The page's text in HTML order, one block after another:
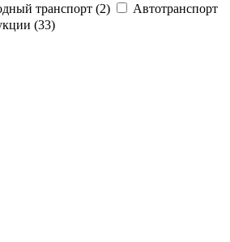
транспорт (2)
Автотранспорт
(33)